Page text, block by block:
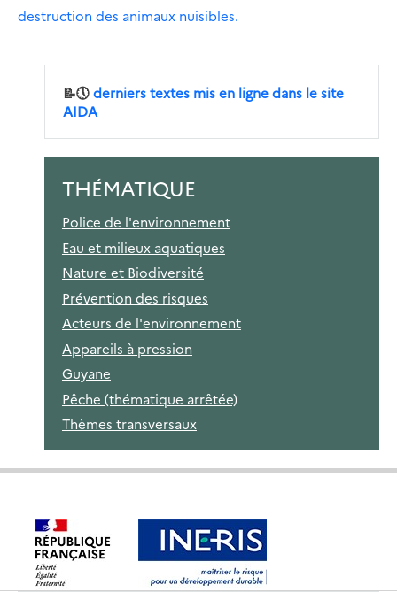
destruction des animaux nuisibles.
📝🕔derniers textes mis en ligne dans le site
AIDA
THÉMATIQUE
Police de l'environnement
Eau et milieux aquatiques
Nature et Biodiversité
Prévention des risques
Acteurs de l'environnement
Appareils à pression
Guyane
Pêche (thématique arrêtée)
Thèmes transversaux